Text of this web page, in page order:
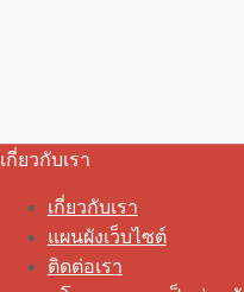
เกี่ยวกับเรา
เกี่ยวกับเรา
แผนผังเว็บไซต์
ติดต่อเรา